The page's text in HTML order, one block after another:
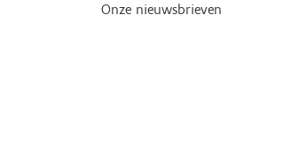
Onze nieuwsbrieven